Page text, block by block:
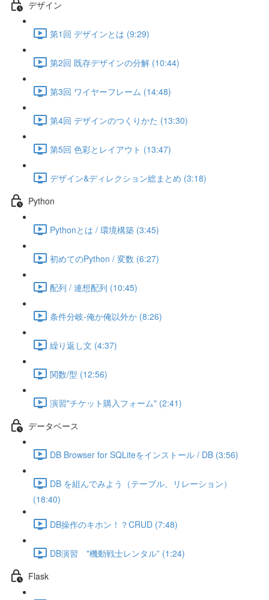
デザイン
第1回 デザインとは (9:29)
第2回 既存デザインの分解 (10:44)
第3回 ワイヤーフレーム (14:48)
第4回 デザインのつくりかた (13:30)
第5回 色彩とレイアウト (13:47)
デザイン&ディレクション総まとめ (3:18)
Python
Pythonとは / 環境構築 (3:45)
初めてのPython / 変数 (6:27)
配列 / 連想配列 (10:45)
条件分岐-俺か俺以外か (8:26)
繰り返し文 (4:37)
関数/型 (12:56)
演習"チケット購入フォーム" (2:41)
データベース
DB Browser for SQLiteをインストール / DB (3:56)
DB を組んでみよう（テーブル、リレーション）
(18:40)
DB操作のキホン！？CRUD (7:48)
DB演習 "機動戦士レンタル” (1:24)
Flask